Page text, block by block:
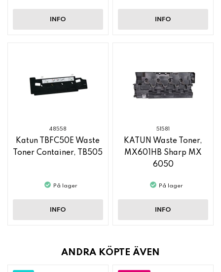
INFO INFO
48558
Katun TBFC50E Waste
Toner Container, TB505
På lager
INFO
51581
KATUN Waste Toner,
MX601HB Sharp MX
6050
På lager
INFO
ANDRA KÖPTE ÄVEN